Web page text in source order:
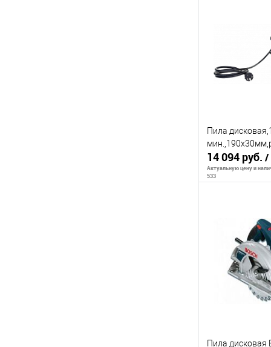
В избранное
Пила
14 094 руб. /
Актуальную цену и
533
В
К сравнению
В избранное
Пила дисковая